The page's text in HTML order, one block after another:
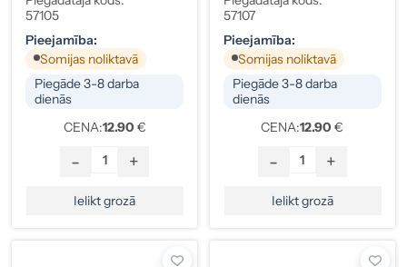
57105
Pieejamība:
Somijas noliktavā
Piegāde 3-8 darba
dienās
CENA:12.90 €
- +
Ielikt grozā
57107
Pieejamība:
Somijas noliktavā
Piegāde 3-8 darba
dienās
CENA:12.90 €
- +
Ielikt grozā